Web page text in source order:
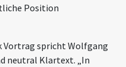
Position
spricht Wolfgang
neutral Klartext. „In